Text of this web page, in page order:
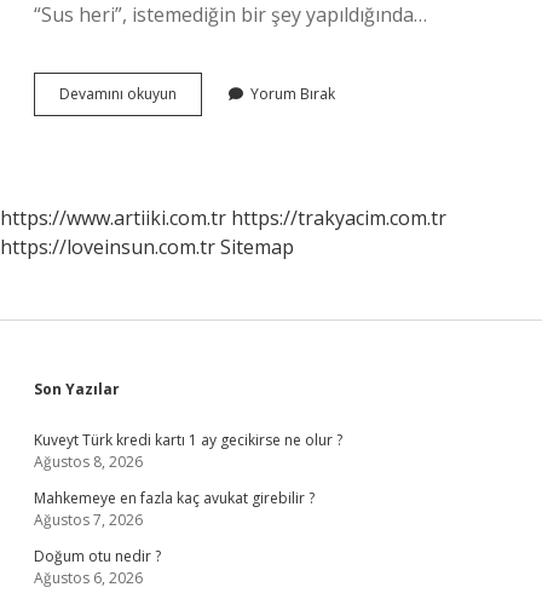
“Sus heri”, istemediğin bir şey yapıldığında…
Devamını okuyun
Mısmıl
Yorum Bırak
https://www.artiiki.com.tr https://trakyacim.com.tr
https://loveinsun.com.trSitemap
Sidebar
Son Yazılar
Kuveyt Türk kredi kartı 1 ay gecikirse ne olur ?
Ağustos 8, 2026
Mahkemeye en fazla kaç avukat girebilir ?
Ağustos 7, 2026
Doğum otu nedir ?
Ağustos 6, 2026